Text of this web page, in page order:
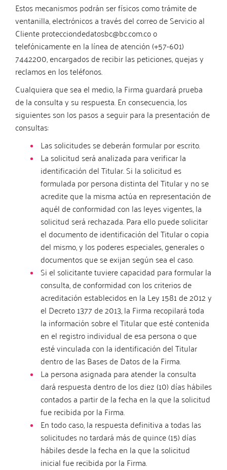
Estos mecanismos podrán ser físicos como trámite de
ventanilla, electrónicos a través del correo de Servicio al
Cliente protecciondedatosbc@bc.com.co o
telefónicamente en la línea de atención (+57-601)
7442200, encargados de recibir las peticiones, quejas y
reclamos en los teléfonos.
Cualquiera que sea el medio, la Firma guardará prueba
de la consulta y su respuesta. En consecuencia, los
siguientes son los pasos a seguir para la presentación de
consultas:
Las solicitudes se deberán formular por escrito.
La solicitud será analizada para verificar la
identificación del Titular. Si la solicitud es
formulada por persona distinta del Titular y no se
acredite que la misma actúa en representación de
aquél de conformidad con las leyes vigentes, la
solicitud será rechazada. Para ello puede solicitar
el documento de identificación del Titular o copia
del mismo, y los poderes especiales, generales o
documentos que se exijan según sea el caso.
Si el solicitante tuviere capacidad para formular la
consulta, de conformidad con los criterios de
acreditación establecidos en la Ley 1581 de 2012 y
el Decreto 1377 de 2013, la Firma recopilará toda
la información sobre el Titular que esté contenida
en el registro individual de esa persona o que
esté vinculada con la identificación del Titular
dentro de las Bases de Datos de la Firma.
La persona asignada para atender la consulta
dará respuesta dentro de los diez (10) días hábiles
contados a partir de la fecha en la que la solicitud
fue recibida por la Firma.
En todo caso, la respuesta definitiva a todas las
solicitudes no tardará más de quince (15) días
hábiles desde la fecha en la que la solicitud
inicial fue recibida por la Firma.